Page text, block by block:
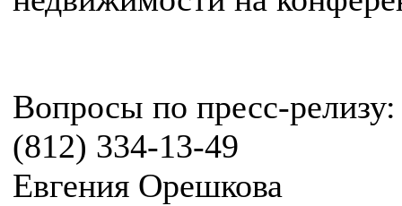
Вопросы по пресс-релизу:
(812) 334-13-49
Евгения Орешкова